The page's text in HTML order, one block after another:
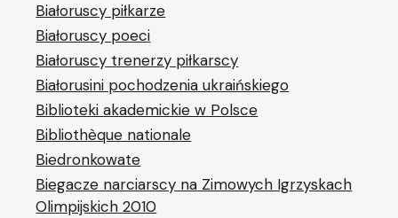
Białoruscy piłkarze
Białoruscy poeci
Białoruscy trenerzy piłkarscy
Białorusini pochodzenia ukraińskiego
Biblioteki akademickie w Polsce
Bibliothèque nationale
Biedronkowate
Biegacze narciarscy na Zimowych Igrzyskach
Olimpijskich 2010